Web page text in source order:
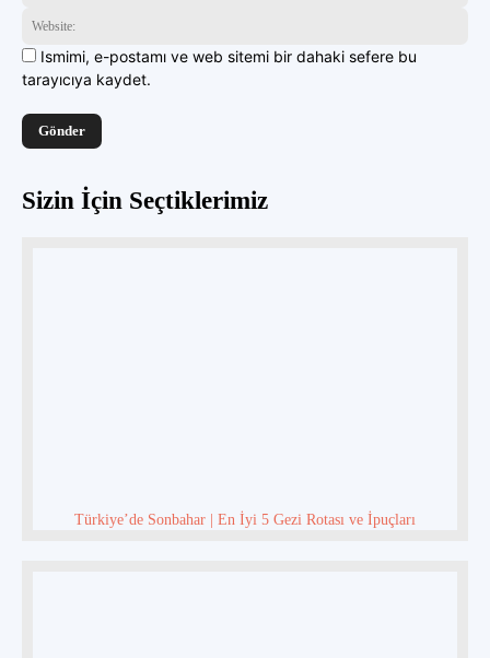
Ismimi, e-postamı ve web sitemi bir dahaki sefere bu
tarayıcıya kaydet.
Sizin İçin Seçtiklerimiz
Türkiye’de Sonbahar | En İyi 5 Gezi Rotası ve İpuçları